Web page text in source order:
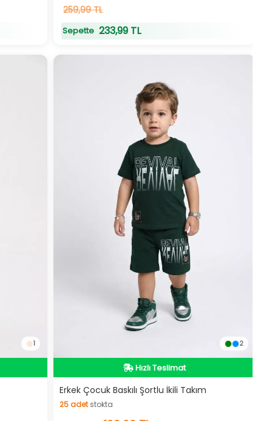
12adetstokta
259,99 TL
Sepette233,99 TL
1 2
İndirimli Ürün
Hızlı Teslimat
Erkek Çocuk Baskılı Şortlu İkili Takım
25adetstokta